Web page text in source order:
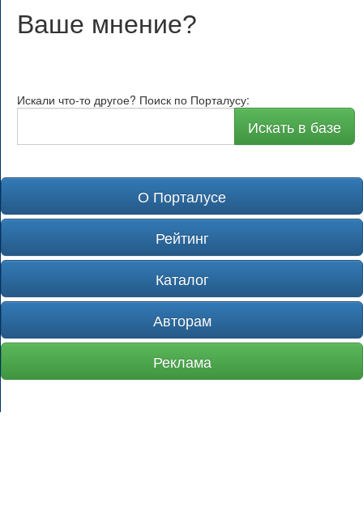
Ваше мнение?
Искали что-то другое? Поиск по Порталусу:
Искать в базе
О Порталусе
Рейтинг
Каталог
Авторам
Реклама